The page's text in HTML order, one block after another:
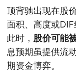
顶背驰出现在股
面积、高度或DIF
此时， 股价可能
息预期虽提供流
期资金博弈。